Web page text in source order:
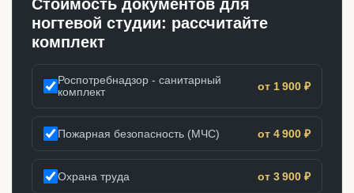
Стоимость документов для
ногтевой студии: рассчитайте
комплект
Роспотребнадзор - санитарный
комплект
от 1 900 ₽
Пожарная безопасность (МЧС) от 4 900 ₽
Охрана труда от 3 900 ₽